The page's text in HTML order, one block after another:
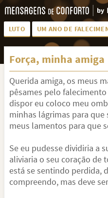
LUTO UM ANO DE
LUTO PARA AMIGA
SAUDADES DA MÃE
PÊSAMES PARA AMIGA
MEUS SENTIMENTOS
FRASES DE LUTO PARA AMIGO
Força, minha amiga
Querida amiga, os meus
pêsames pelo
dispor eu coloco meu
minhas lágrimas para que
meus lamentos para que
Se eu pudesse dividiria a
aliviaria o seu coração de
está se sentindo perdida,
compreendo, mas deve